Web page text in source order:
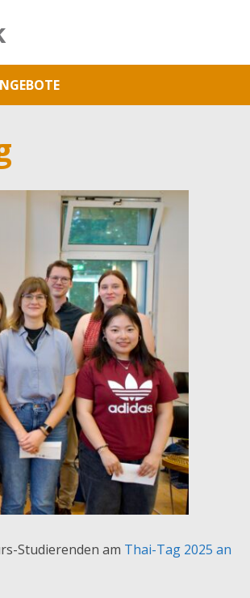
Studierenden am Thai-Tag 2025 an